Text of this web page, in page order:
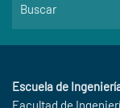
Escuela de
Facultad de